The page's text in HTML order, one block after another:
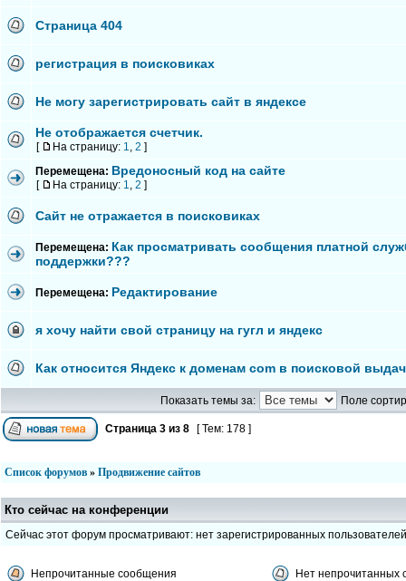
Страница 404
регистрация в поисковиках
Не могу зарегистрировать сайт в яндексе
Не отображается счетчик.
[ На страницу: 1, 2 ]
Перемещена: Вредоносный код на сайте
[ На страницу: 1, 2 ]
Сайт не отражается в поисковиках
Перемещена: Как просматривать сообщения платной
поддержки???
Перемещена: Редактирование
я хочу найти свой страницу на гугл и яндекс
Как относится Яндекс к доменам com в поисковой
Показать темы за: Поле
Страница 3 из 8 [ Тем: 178 ]
Список форумов » Продвижение сайтов
Кто сейчас на конференции
Сейчас этот форум просматривают: нет зарегистрированных пользователей
Непрочитанные сообщения
Нет непрочитанных